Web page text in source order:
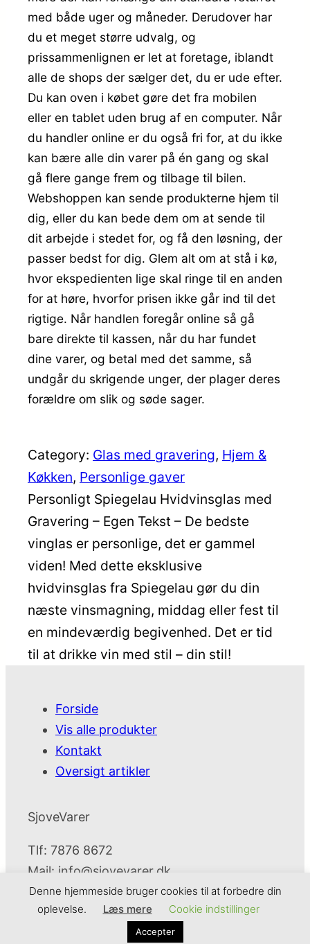
med både uger og måneder. Derudover har
du et meget større udvalg, og
prissammenlignen er let at foretage, iblandt
alle de shops der sælger det, du er ude efter.
Du kan oven i købet gøre det fra mobilen
eller en tablet uden brug af en computer. Når
du handler online er du også fri for, at du ikke
kan bære alle din varer på én gang og skal
gå flere gange frem og tilbage til bilen.
Webshoppen kan sende produkterne hjem til
dig, eller du kan bede dem om at sende til
dit arbejde i stedet for, og få den løsning, der
passer bedst for dig. Glem alt om at stå i kø,
hvor ekspedienten lige skal ringe til en anden
for at høre, hvorfor prisen ikke går ind til det
rigtige. Når handlen foregår online så gå
bare direkte til kassen, når du har fundet
dine varer, og betal med det samme, så
undgår du skrigende unger, der plager deres
forældre om slik og søde sager.
Category: Glas med gravering, Hjem &
Køkken, Personlige gaver
Personligt Spiegelau Hvidvinsglas med
Gravering – Egen Tekst – De bedste
vinglas er personlige, det er gammel
viden! Med dette eksklusive
hvidvinsglas fra Spiegelau gør du din
næste vinsmagning, middag eller fest til
en mindeværdig begivenhed. Det er tid
til at drikke vin med stil – din stil!
Forside
Vis alle produkter
Kontakt
Oversigt artikler
SjoveVarer
Tlf: 7876 8672
Mail: info@sjovevarer.dk
Cookie- og privatlivspolitik
Denne hjemmeside bruger cookies til at forbedre din
oplevelse.
Læs mere Cookie indstillinger
Accepter